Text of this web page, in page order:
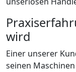
wird
Einer unserer
seinen